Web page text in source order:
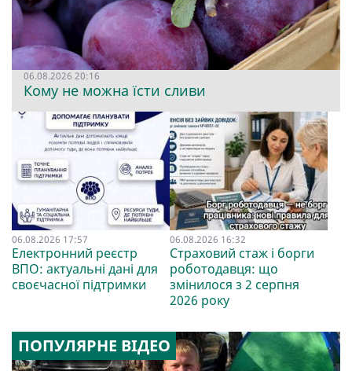
06.08.2026 20:16
Кому не можна їсти сливи
06.08.2026 17:57
Електронний реєстр
ВПО: актуальні дані для
своєчасної підтримки
06.08.2026 16:32
Страховий стаж і борги
роботодавця: що
змінилося з 2 серпня
2026 року
ПОПУЛЯРНЕ ВІДЕО